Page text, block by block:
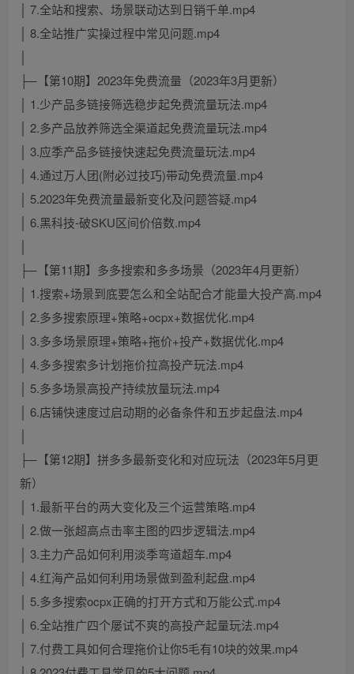
│ 7.全站和搜索、场景联动达到日销千单.mp4
│ 8.全站推广实操过程中常见问题.mp4
├─【第10期】2023年免费流量（2023年3月更新）
│ 1.少产品多链接筛选稳步起免费流量玩法.mp4
│ 2.多产品放养筛选全渠道起免费流量玩法.mp4
│ 3.应季产品多链接快速起免费流量玩法.mp4
│ 4.通过万人团(附必过技巧)带动免费流量.mp4
│ 5.2023年免费流量最新变化及问题答疑.mp4
│ 6.黑科技-破SKU区间价倍数.mp4
├─【第11期】多多搜索和多多场景（2023年4月更新）
│ 1.搜索+场景到底要怎么和全站配合才能量大投产高.mp4
│ 2.多多搜索原理+策略+ocpx+数据优化.mp4
│ 3.多多场景原理+策略+拖价+投产+数据优化.mp4
│ 4.多多搜索多计划拖价拉高投产玩法.mp4
│ 5.多多场景高投产持续放量玩法.mp4
│ 6.店铺快速度过启动期的必备条件和五步起盘法.mp4
├─【第12期】拼多多最新变化和对应玩法（2023年5月更
新）
│ 1.最新平台的两大变化及三个运营策略.mp4
│ 2.做一张超高点击率主图的四步逻辑法.mp4
│ 3.主力产品如何利用淡季弯道超车.mp4
│ 4.红海产品如何利用场景做到盈利起盘.mp4
│ 5.多多搜索ocpx正确的打开方式和万能公式.mp4
│ 6.全站推广四个屡试不爽的高投产起量玩法.mp4
│ 7.付费工具如何合理拖价让你5毛有10块的效果.mp4